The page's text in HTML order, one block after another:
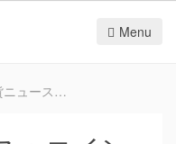
Menu
を棚上げ – ニュース・コラム – Y!ファイナンス – Yahoo!ファイナンス